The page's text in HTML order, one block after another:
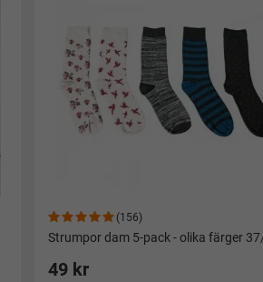
(156)
Strumpor dam 5-pack - olika färger
49 kr